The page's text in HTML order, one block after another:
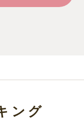
ング